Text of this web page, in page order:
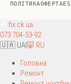
ПОЛІТИКАОФЕРТА
fix.ck.ua
073 704-53-92
🇺🇦 UA|🐷 RU
Головна
Ремонт